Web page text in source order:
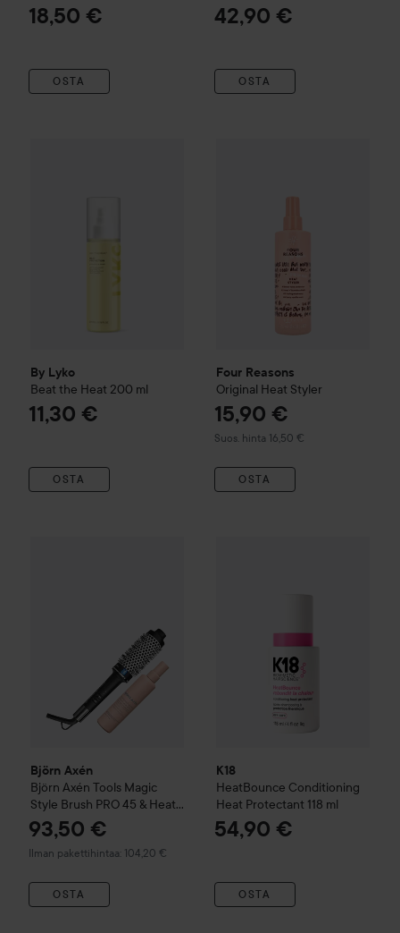
18,50 €
OSTA
42,90 €
OSTA
By Lyko
Beat the Heat 200 ml
11,30 €
OSTA
Four Reasons
Original Heat Styler
15,90 €
Suos. hinta 16,50 €
Suositeltu hinta 16,50 €
OSTA
Björn Axén
Björn Axén Tools Magic
Style Brush PRO 45 & Heat
Styling Protection 150 ml
93,50 €
Ilman pakettihintaa: 104,20 €
OSTA
K18
HeatBounce Conditioning
Heat Protectant 118 ml
54,90 €
OSTA